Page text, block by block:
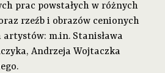
prac powstałych w różnych
rzeźb i obrazów cenionych
m.in. Stanisława
Andrzeja Wojtaczka